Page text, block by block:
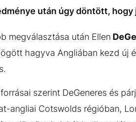
után úgy döntött,
megválasztása után Ellen
hagyva Angliában kezd új
forrásai szerint DeGeneres és
angliai Cotswolds régióban,